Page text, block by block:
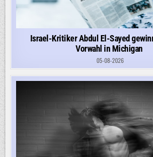
Israel-Kritiker Abdul El-Sayed
Vorwahl in Michigan
05-08-2026